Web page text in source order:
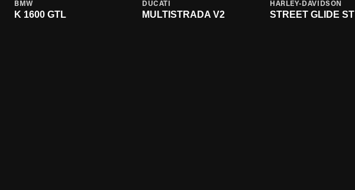
BMW
K 1600 GTL
DUCATI
MULTISTRADA V2
HARLEY-DAVIDSON
STREET GLIDE ST